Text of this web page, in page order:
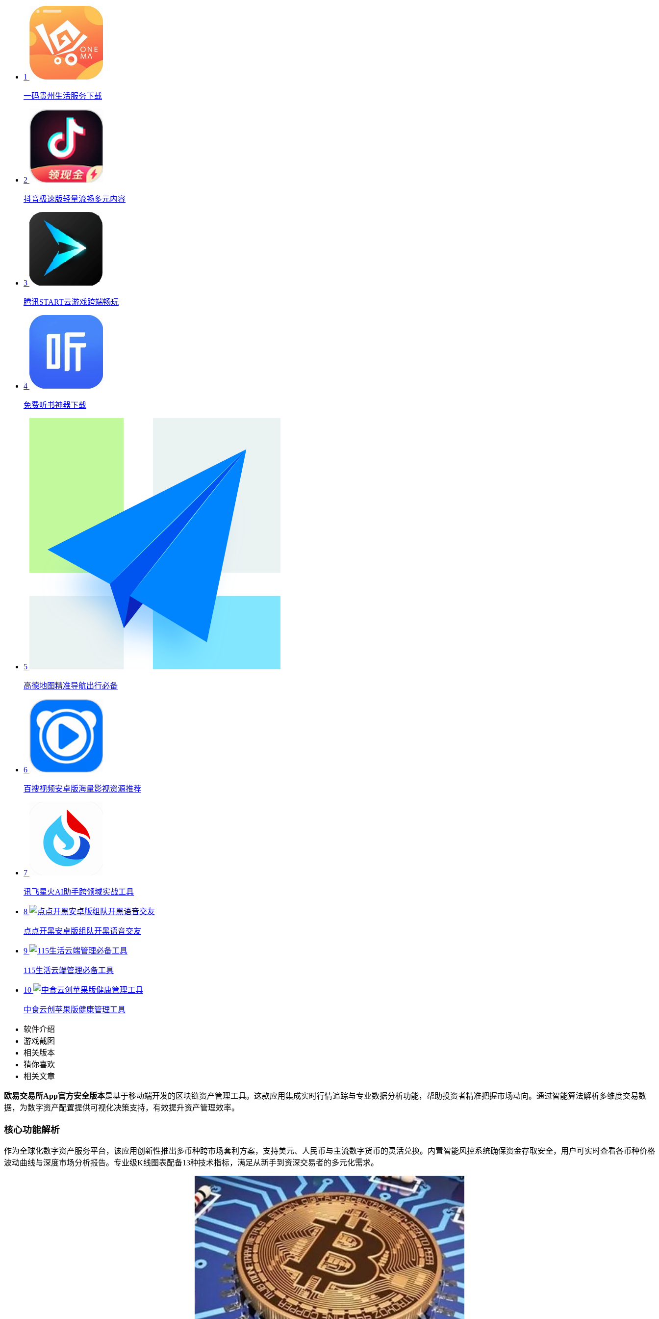
1
一码贵州生活服务下载
2
抖音极速版轻量流畅多元内容
3
腾讯START云游戏跨端畅玩
4
免费听书神器下载
5
高德地图精准导航出行必备
6
百搜视频安卓版海量影视资源推荐
7
讯飞星火AI助手跨领域实战工具
8
点点开黑安卓版组队开黑语音交友
9
115生活云端管理必备工具
10
中食云创苹果版健康管理工具
软件介绍
游戏截图
相关版本
猜你喜欢
相关文章
欧易交易所App官方安全版本是基于移动端开发的区块链资产管理工具。这款应用集成实时行情追踪与专业数据分析功能，帮助投资者精准把握市场动向。通过智能算法解析多维度交易数
据，为数字资产配置提供可视化决策支持，有效提升资产管理效率。
核心功能解析
作为全球化数字资产服务平台，该应用创新性推出多币种跨市场套利方案，支持美元、人民币与主流数字货币的灵活兑换。内置智能风控系统确保资金存取安全，用户可实时查看各币种价格
波动曲线与深度市场分析报告。专业级K线图表配备13种技术指标，满足从新手到资深交易者的多元化需求。